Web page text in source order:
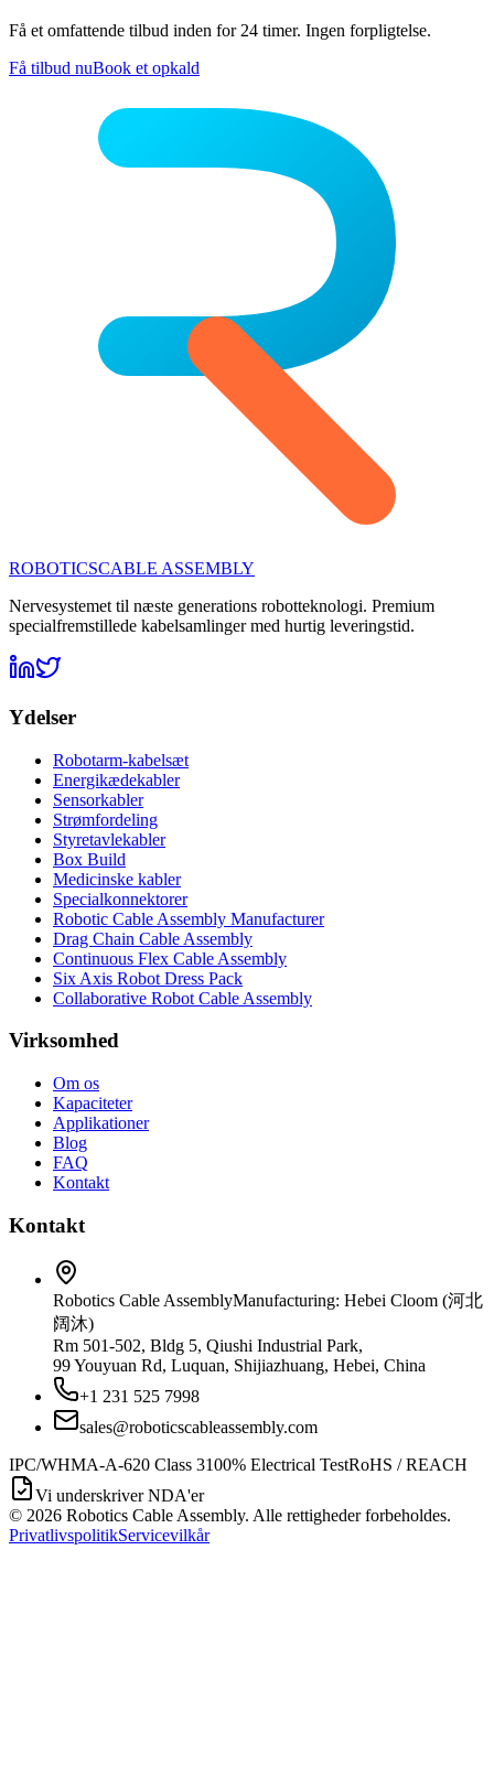
Få et omfattende tilbud inden for 24 timer. Ingen forpligtelse.
Få tilbud nuBook et opkald
ROBOTICSCABLE ASSEMBLY
Nervesystemet til næste generations robotteknologi. Premium
specialfremstillede kabelsamlinger med hurtig leveringstid.
Ydelser
Robotarm-kabelsæt
Energikædekabler
Sensorkabler
Strømfordeling
Styretavlekabler
Box Build
Medicinske kabler
Specialkonnektorer
Robotic Cable Assembly Manufacturer
Drag Chain Cable Assembly
Continuous Flex Cable Assembly
Six Axis Robot Dress Pack
Collaborative Robot Cable Assembly
Virksomhed
Om os
Kapaciteter
Applikationer
Blog
FAQ
Kontakt
Kontakt
Robotics Cable AssemblyManufacturing: Hebei Cloom (河北
阔沐)
Rm 501-502, Bldg 5, Qiushi Industrial Park,
99 Youyuan Rd, Luquan, Shijiazhuang, Hebei, China
+1 231 525 7998
sales@roboticscableassembly.com
IPC/WHMA-A-620 Class 3100% Electrical TestRoHS / REACH
Vi underskriver NDA'er
© 2026 Robotics Cable Assembly. Alle rettigheder forbeholdes.
PrivatlivspolitikServicevilkår